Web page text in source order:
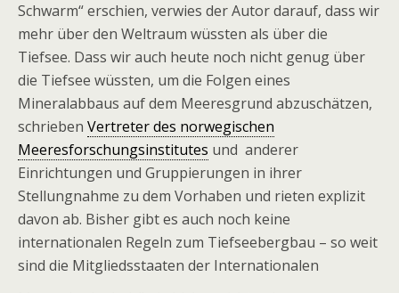
Schwarm“ erschien, verwies der Autor darauf, dass wir
mehr über den Weltraum wüssten als über die
Tiefsee. Dass wir auch heute noch nicht genug über
die Tiefsee wüssten, um die Folgen eines
Mineralabbaus auf dem Meeresgrund abzuschätzen,
schrieben Vertreter des norwegischen
Meeresforschungsinstitutes und anderer
Einrichtungen und Gruppierungen in ihrer
Stellungnahme zu dem Vorhaben und rieten explizit
davon ab. Bisher gibt es auch noch keine
internationalen Regeln zum Tiefseebergbau – so weit
sind die Mitgliedsstaaten der Internationalen